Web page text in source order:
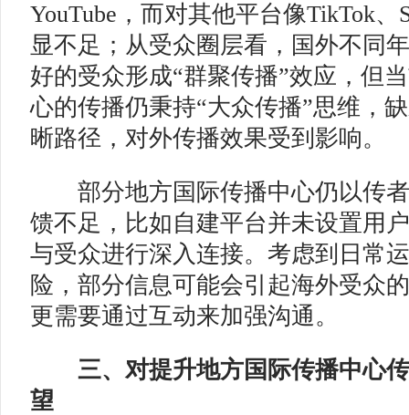
YouTube，而对其他平台像TikTok、
显不足；从受众圈层看，国外不同
好的受众形成“群聚传播”效应，但
心的传播仍秉持“大众传播”思维，
晰路径，对外传播效果受到影响。
部分地方国际传播中心仍以传者
馈不足，比如自建平台并未设置用
与受众进行深入连接。考虑到日常
险，部分信息可能会引起海外受众
更需要通过互动来加强沟通。
三、对提升地方国际传播中心
望